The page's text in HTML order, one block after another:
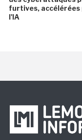
furtives, accélérées
l'IA